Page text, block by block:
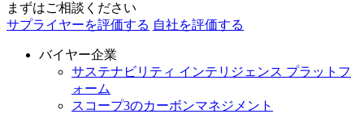
まずはご相談ください
サプライヤーを評価する 自社を評価する
バイヤー企業
サステナビリティ インテリジェンス プラットフ
ォーム
スコープ3のカーボンマネジメント